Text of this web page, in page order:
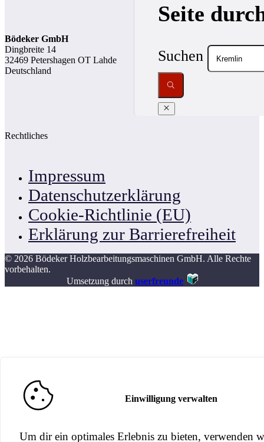
Einwilligung verwalten
Um dir ein optimales Erlebnis zu bieten, verwenden
Seite
Suchen
Bödeker GmbH
Dingbreite 14
32469 Petershagen OT Lahde
Deutschland
Rechtliches
Impressum
Datenschutzerklärung
Cookie-Richtlinie (EU)
Erklärung zur Barrierefreiheit
© 2026 Bödeker Holzbearbeitungsmaschinen GmbH. Alle Rechte
vorbehalten.
Umsetzung durch userfreunde